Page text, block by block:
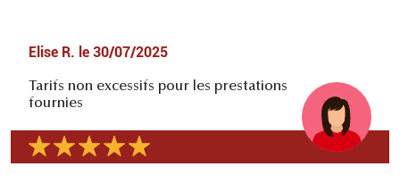
Elise R. le 30/07/2025
Tarifs non excessifs pour les prestations
fournies